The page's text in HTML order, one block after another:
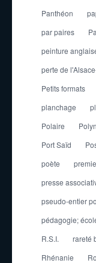
Panthéon
par paires
peinture
perte de
Petits formats
planchage
Polaire
Port Saïd
poète
presse
pseudo-entier
pédagogie;
R.S.I.
rareté
Rhénanie